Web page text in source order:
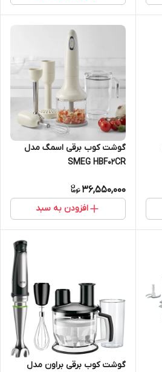
گوشت کوب برقی اسمگ مدل
SMEG HBF02CR
36,550,000
افزودن به سبد
گوشت کوب برقی براون مدل